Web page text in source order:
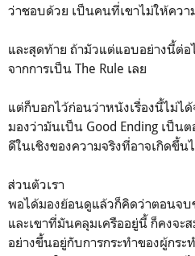
ว่าชอบด้วย เป็นคนที่เขาไม่ให้ควา
และสุดท้าย ถ้ามัวแต่แอบอย่างนี้ต่
จากการเป็น The Rule เลย
แต่ก็บอกไว้ก่อนว่าหนังเรื่องนี้ไม่ไ
มองว่ามันเป็น Good Ending เป็
ดีในเชิงของความจริงที่อาจเกิดขึ้น
ส่วนตัวเรา
พอได้มองย้อนดูแล้วก็คิดว่าตอนจบ
และเขาที่มันคลุมเครืออยู่นี้ ก็คงจะ
อย่างขึ้นอยู่กับการกระทำของผู้กร